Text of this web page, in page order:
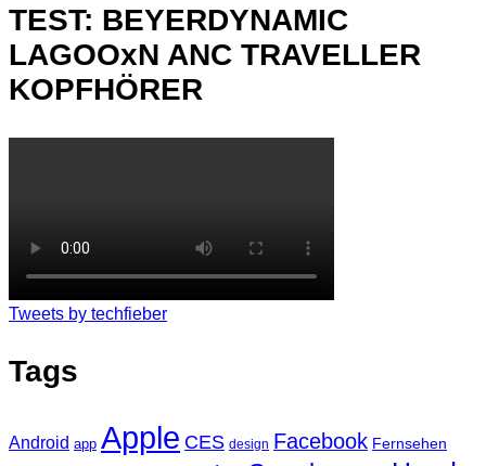
TEST: BEYERDYNAMIC
LAGOOxN ANC TRAVELLER
KOPFHÖRER
Tweets by techfieber
Tags
Android app Apple CES design Facebook Fernsehen